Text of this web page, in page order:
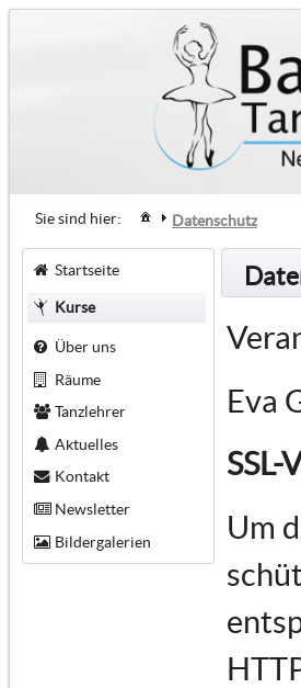
Sie sind hier: Datenschutz
Startseite
Kurse
Über uns
Räume
Tanzlehrer
Aktuelles
Kontakt
Newsletter
Bildergalerien
Eva
SSL-
Um